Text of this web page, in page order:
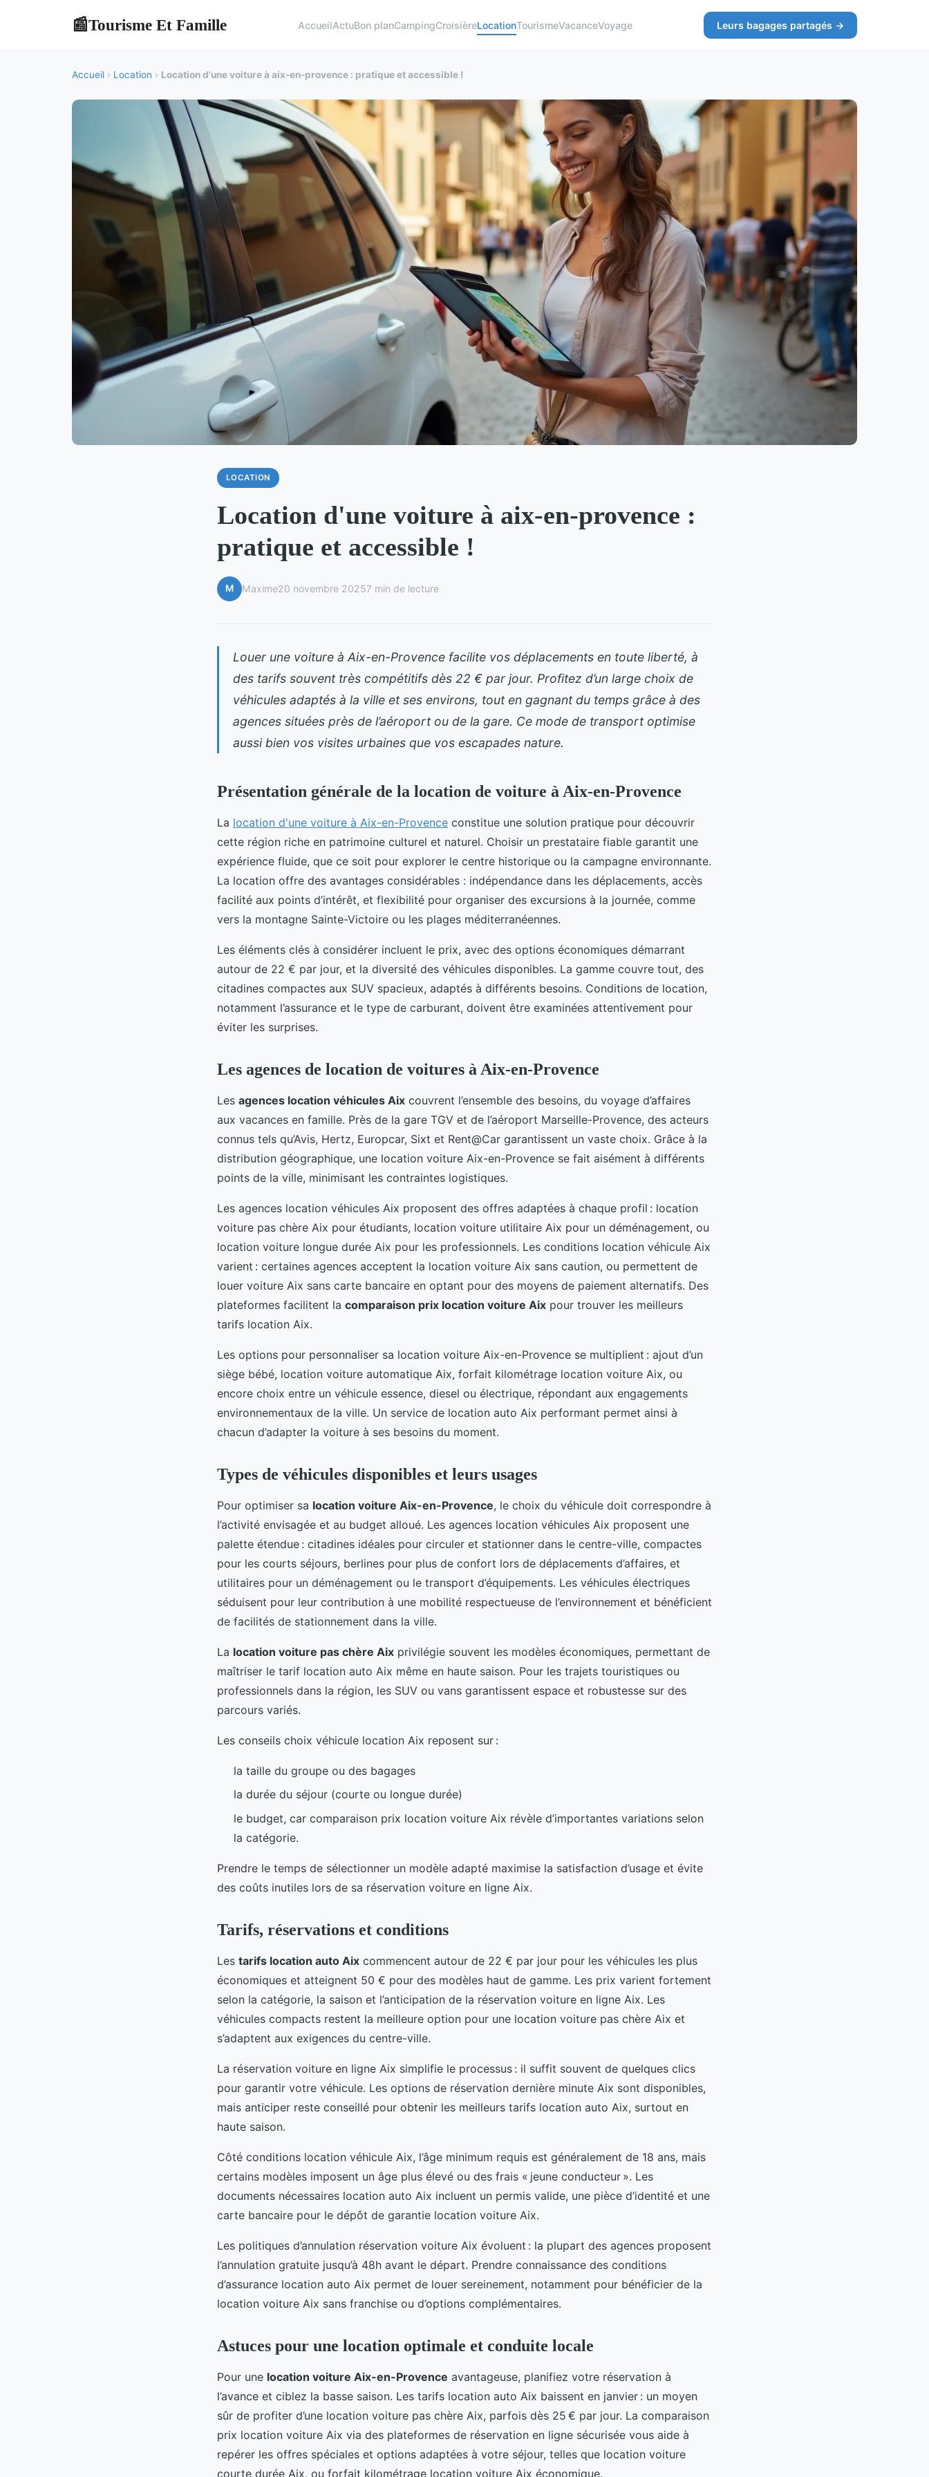
📰Tourisme Et Famille AccueilActuBon planCampingCroisièreLocationTourismeVacanceVoyage Leurs bagages partagés →
Accueil › Location › Location d'une voiture à aix-en-provence : pratique et accessible !
LOCATION
Location d'une voiture à aix-en-provence :
pratique et accessible !
M Maxime20 novembre 20257 min de lecture
Louer une voiture à Aix-en-Provence facilite vos déplacements en toute liberté, à
des tarifs souvent très compétitifs dès 22 € par jour. Profitez d’un large choix de
véhicules adaptés à la ville et ses environs, tout en gagnant du temps grâce à des
agences situées près de l’aéroport ou de la gare. Ce mode de transport optimise
aussi bien vos visites urbaines que vos escapades nature.
Présentation générale de la location de voiture à Aix-en-Provence
La location d'une voiture à Aix-en-Provence constitue une solution pratique pour découvrir
cette région riche en patrimoine culturel et naturel. Choisir un prestataire fiable garantit une
expérience fluide, que ce soit pour explorer le centre historique ou la campagne environnante.
La location offre des avantages considérables : indépendance dans les déplacements, accès
facilité aux points d’intérêt, et flexibilité pour organiser des excursions à la journée, comme
vers la montagne Sainte-Victoire ou les plages méditerranéennes.
Les éléments clés à considérer incluent le prix, avec des options économiques démarrant
autour de 22 € par jour, et la diversité des véhicules disponibles. La gamme couvre tout, des
citadines compactes aux SUV spacieux, adaptés à différents besoins. Conditions de location,
notamment l’assurance et le type de carburant, doivent être examinées attentivement pour
éviter les surprises.
Les agences de location de voitures à Aix-en-Provence
Les agences location véhicules Aix couvrent l’ensemble des besoins, du voyage d’affaires
aux vacances en famille. Près de la gare TGV et de l’aéroport Marseille-Provence, des acteurs
connus tels qu’Avis, Hertz, Europcar, Sixt et Rent@Car garantissent un vaste choix. Grâce à la
distribution géographique, une location voiture Aix-en-Provence se fait aisément à différents
points de la ville, minimisant les contraintes logistiques.
Les agences location véhicules Aix proposent des offres adaptées à chaque profil : location
voiture pas chère Aix pour étudiants, location voiture utilitaire Aix pour un déménagement, ou
location voiture longue durée Aix pour les professionnels. Les conditions location véhicule Aix
varient : certaines agences acceptent la location voiture Aix sans caution, ou permettent de
louer voiture Aix sans carte bancaire en optant pour des moyens de paiement alternatifs. Des
plateformes facilitent la comparaison prix location voiture Aix pour trouver les meilleurs
tarifs location Aix.
Les options pour personnaliser sa location voiture Aix-en-Provence se multiplient : ajout d’un
siège bébé, location voiture automatique Aix, forfait kilométrage location voiture Aix, ou
encore choix entre un véhicule essence, diesel ou électrique, répondant aux engagements
environnementaux de la ville. Un service de location auto Aix performant permet ainsi à
chacun d’adapter la voiture à ses besoins du moment.
Types de véhicules disponibles et leurs usages
Pour optimiser sa location voiture Aix-en-Provence, le choix du véhicule doit correspondre à
l’activité envisagée et au budget alloué. Les agences location véhicules Aix proposent une
palette étendue : citadines idéales pour circuler et stationner dans le centre-ville, compactes
pour les courts séjours, berlines pour plus de confort lors de déplacements d’affaires, et
utilitaires pour un déménagement ou le transport d’équipements. Les véhicules électriques
séduisent pour leur contribution à une mobilité respectueuse de l’environnement et bénéficient
de facilités de stationnement dans la ville.
La location voiture pas chère Aix privilégie souvent les modèles économiques, permettant de
maîtriser le tarif location auto Aix même en haute saison. Pour les trajets touristiques ou
professionnels dans la région, les SUV ou vans garantissent espace et robustesse sur des
parcours variés.
Les conseils choix véhicule location Aix reposent sur :
la taille du groupe ou des bagages
la durée du séjour (courte ou longue durée)
le budget, car comparaison prix location voiture Aix révèle d’importantes variations selon
la catégorie.
Prendre le temps de sélectionner un modèle adapté maximise la satisfaction d’usage et évite
des coûts inutiles lors de sa réservation voiture en ligne Aix.
Tarifs, réservations et conditions
Les tarifs location auto Aix commencent autour de 22 € par jour pour les véhicules les plus
économiques et atteignent 50 € pour des modèles haut de gamme. Les prix varient fortement
selon la catégorie, la saison et l’anticipation de la réservation voiture en ligne Aix. Les
véhicules compacts restent la meilleure option pour une location voiture pas chère Aix et
s’adaptent aux exigences du centre-ville.
La réservation voiture en ligne Aix simplifie le processus : il suffit souvent de quelques clics
pour garantir votre véhicule. Les options de réservation dernière minute Aix sont disponibles,
mais anticiper reste conseillé pour obtenir les meilleurs tarifs location auto Aix, surtout en
haute saison.
Côté conditions location véhicule Aix, l’âge minimum requis est généralement de 18 ans, mais
certains modèles imposent un âge plus élevé ou des frais « jeune conducteur ». Les
documents nécessaires location auto Aix incluent un permis valide, une pièce d’identité et une
carte bancaire pour le dépôt de garantie location voiture Aix.
Les politiques d’annulation réservation voiture Aix évoluent : la plupart des agences proposent
l’annulation gratuite jusqu’à 48h avant le départ. Prendre connaissance des conditions
d’assurance location auto Aix permet de louer sereinement, notamment pour bénéficier de la
location voiture Aix sans franchise ou d’options complémentaires.
Astuces pour une location optimale et conduite locale
Pour une location voiture Aix-en-Provence avantageuse, planifiez votre réservation à
l’avance et ciblez la basse saison. Les tarifs location auto Aix baissent en janvier : un moyen
sûr de profiter d’une location voiture pas chère Aix, parfois dès 25 € par jour. La comparaison
prix location voiture Aix via des plateformes de réservation en ligne sécurisée vous aide à
repérer les offres spéciales et options adaptées à votre séjour, telles que location voiture
courte durée Aix, ou forfait kilométrage location voiture Aix économique.